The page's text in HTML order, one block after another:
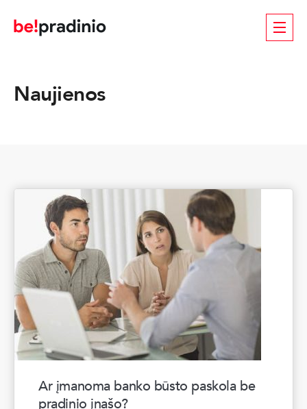
Naujienos
Ar įmanoma banko būsto paskola be
pradinio įnašo?